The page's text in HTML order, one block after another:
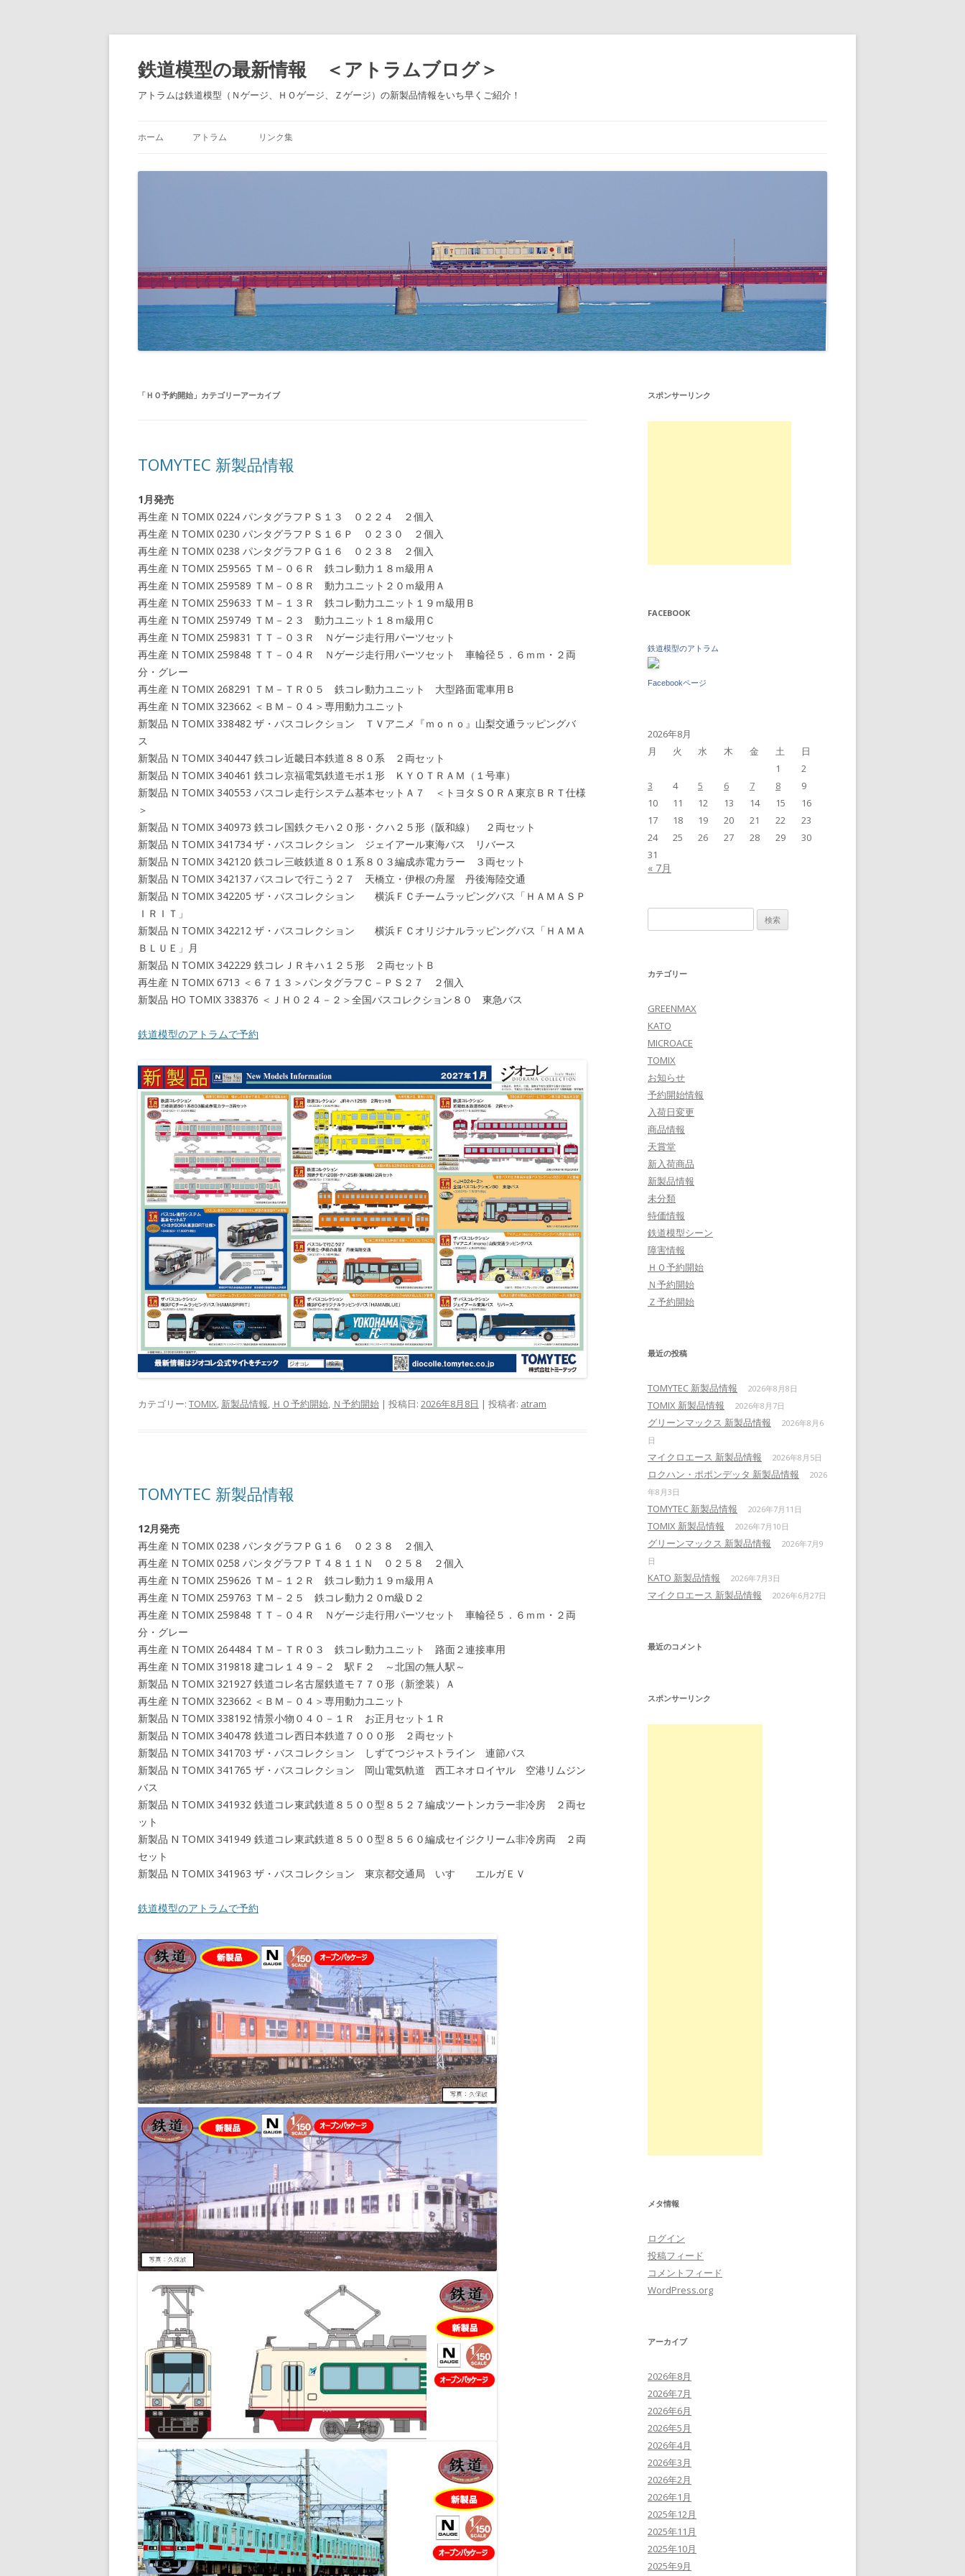
鉄道模型の最新情報 ＜アトラムブログ＞
アトラムは鉄道模型（Ｎゲージ、ＨＯゲージ、Ｚゲージ）の新製品情報をいち早くご紹介！
へ
ホーム アトラム リンク集
「ＨＯ予約開始 」カテゴリーアーカイブ
TOMYTEC 新製品情報
1月発売
再生産 N TOMIX 0224 パンタグラフＰＳ１３ ０２２４ ２個入
再生産 N TOMIX 0230 パンタグラフＰＳ１６Ｐ ０２３０ ２個入
再生産 N TOMIX 0238 パンタグラフＰＧ１６ ０２３８ ２個入
再生産 N TOMIX 259565 ＴＭ－０６Ｒ 鉄コレ動力１８ｍ級用Ａ
再生産 N TOMIX 259589 ＴＭ－０８Ｒ 動力ユニット２０ｍ級用Ａ
再生産 N TOMIX 259633 ＴＭ－１３Ｒ 鉄コレ動力ユニット１９ｍ級用Ｂ
再生産 N TOMIX 259749 ＴＭ－２３ 動力ユニット１８ｍ級用Ｃ
再生産 N TOMIX 259831 ＴＴ－０３Ｒ Ｎゲージ走行用パーツセット
再生産 N TOMIX 259848 ＴＴ－０４Ｒ Ｎゲージ走行用パーツセット 車輪径５．６ｍｍ・２両
分・グレー
再生産 N TOMIX 268291 ＴＭ－ＴＲ０５ 鉄コレ動力ユニット 大型路面電車用Ｂ
再生産 N TOMIX 323662 ＜ＢＭ－０４＞専用動力ユニット
新製品 N TOMIX 338482 ザ・バスコレクション ＴＶアニメ『ｍｏｎｏ』山梨交通ラッピングバ
ス
新製品 N TOMIX 340447 鉄コレ近畿日本鉄道８８０系 ２両セット
新製品 N TOMIX 340461 鉄コレ京福電気鉄道モボ１形 ＫＹＯＴＲＡＭ（１号車）
新製品 N TOMIX 340553 バスコレ走行システム基本セットＡ７ ＜トヨタＳＯＲＡ東京ＢＲＴ仕様
＞
新製品 N TOMIX 340973 鉄コレ国鉄クモハ２０形・クハ２５形（阪和線） ２両セット
新製品 N TOMIX 341734 ザ・バスコレクション ジェイアール東海バス リバース
新製品 N TOMIX 342120 鉄コレ三岐鉄道８０１系８０３編成赤電カラー ３両セット
新製品 N TOMIX 342137 バスコレで行こう２７ 天橋立・伊根の舟屋 丹後海陸交通
新製品 N TOMIX 342205 ザ・バスコレクション 横浜ＦＣチームラッピングバス「ＨＡＭＡＳＰ
ＩＲＩＴ」
新製品 N TOMIX 342212 ザ・バスコレクション 横浜ＦＣオリジナルラッピングバス「ＨＡＭＡ
ＢＬＵＥ」月
新製品 N TOMIX 342229 鉄コレＪＲキハ１２５形 ２両セットＢ
再生産 N TOMIX 6713 ＜６７１３＞パンタグラフＣ－ＰＳ２７ ２個入
新製品 HO TOMIX 338376 ＜ＪＨ０２４－２＞全国バスコレクション８０ 東急バス
鉄道模型のアトラムで予約
カテゴリー: TOMIX, 新製品情報, ＨＯ予約開始, Ｎ予約開始 | 投稿日: 2026年8月8日 | 投稿者: atram
TOMYTEC 新製品情報
12月発売
再生産 N TOMIX 0238 パンタグラフＰＧ１６ ０２３８ ２個入
再生産 N TOMIX 0258 パンタグラフＰＴ４８１１Ｎ ０２５８ ２個入
再生産 N TOMIX 259626 ＴＭ－１２Ｒ 鉄コレ動力１９ｍ級用Ａ
再生産 N TOMIX 259763 ＴＭ－２５ 鉄コレ動力２０m級Ｄ２
再生産 N TOMIX 259848 ＴＴ－０４Ｒ Ｎゲージ走行用パーツセット 車輪径５．６ｍｍ・２両
分・グレー
再生産 N TOMIX 264484 ＴＭ－ＴＲ０３ 鉄コレ動力ユニット 路面２連接車用
再生産 N TOMIX 319818 建コレ１４９－２ 駅Ｆ２ ～北国の無人駅～
新製品 N TOMIX 321927 鉄道コレ名古屋鉄道モ７７０形（新塗装）Ａ
再生産 N TOMIX 323662 ＜ＢＭ－０４＞専用動力ユニット
新製品 N TOMIX 338192 情景小物０４０－１Ｒ お正月セット１Ｒ
新製品 N TOMIX 340478 鉄道コレ西日本鉄道７０００形 ２両セット
新製品 N TOMIX 341703 ザ・バスコレクション しずてつジャストライン 連節バス
新製品 N TOMIX 341765 ザ・バスコレクション 岡山電気軌道 西工ネオロイヤル 空港リムジン
バス
新製品 N TOMIX 341932 鉄道コレ東武鉄道８５００型８５２７編成ツートンカラー非冷房 ２両セ
ット
新製品 N TOMIX 341949 鉄道コレ東武鉄道８５００型８５６０編成セイジクリーム非冷房両 ２両
セット
新製品 N TOMIX 341963 ザ・バスコレクション 東京都交通局 いすゞ エルガＥＶ
鉄道模型のアトラムで予約
スポンサーリンク
FACEBOOK
鉄道模型のアトラム
Facebookページ
2026年8月
月
火 水 木 金 土
日
1
2
3
4 5 6 7 8
9
10
11 12 13 14 15
16
17
18 19 20 21 22
23
24
25 26 27 28 29
30
31
« 7月
索:
カテゴリー
GREENMAX
KATO
MICROACE
TOMIX
お知らせ
予約開始情報
入荷日変更
商品情報
天賞堂
新入荷商品
新製品情報
未分類
特価情報
鉄道模型シーン
障害情報
ＨＯ予約開始
Ｎ予約開始
Ｚ予約開始
最近の投稿
TOMYTEC 新製品情報 2026年8月8日
TOMIX 新製品情報 2026年8月7日
グリーンマックス 新製品情報
2026年8月6
日
マイクロエース 新製品情報 2026年8月5日
ロクハン・ポポンデッタ 新製品情報
2026
年8月3日
TOMYTEC 新製品情報 2026年7月11日
TOMIX 新製品情報 2026年7月10日
グリーンマックス 新製品情報
2026年7月9
日
KATO 新製品情報 2026年7月3日
マイクロエース 新製品情報 2026年6月27日
最近のコメント
スポンサーリンク
メタ情報
ログイン
投稿フィード
コメントフィード
WordPress.org
アーカイブ
2026年8月
2026年7月
2026年6月
2026年5月
2026年4月
2026年3月
2026年2月
2026年1月
2025年12月
2025年11月
2025年10月
2025年9月